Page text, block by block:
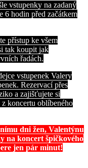
vstupenky na zadaný
6 hodin před začátkem
přístup ke všem
tak koupit jak
řadách.
vstupenek Valery
Rezervací přes
a zajišťujete si
koncertu oblíbeného
dni žen, Valentýnu
na koncert špičkového
jen pár minut!